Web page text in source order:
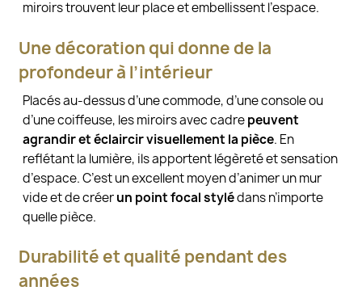
miroirs trouvent leur place et embellissent l’espace.
Une décoration qui donne de la
profondeur à l’intérieur
Placés au-dessus d’une commode, d’une console ou
d’une coiffeuse, les miroirs avec cadrepeuvent
agrandir et éclaircir visuellement la pièce. En
reflétant la lumière, ils apportent légèreté et sensation
d’espace. C’est un excellent moyen d’animer un mur
vide et de créerun point focal stylédans n’importe
quelle pièce.
Durabilité et qualité pendant des
années